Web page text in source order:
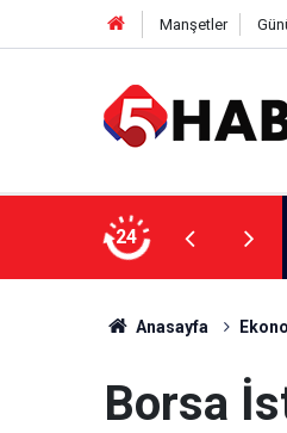
Manşetler
24
dahil 11 kişi gözaltına alındı
Anasayfa
Borsa